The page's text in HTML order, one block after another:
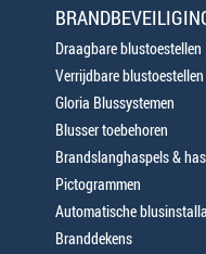
Draagbare blustoestellen
Verrijdbare blustoestellen
Gloria Blussystemen
Blusser toebehoren
Brandslanghaspels &
Pictogrammen
Automatische
Branddekens